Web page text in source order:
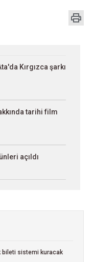
Kırgızca şarkı
tarihi film
açıldı
bileti sistemi kuracak